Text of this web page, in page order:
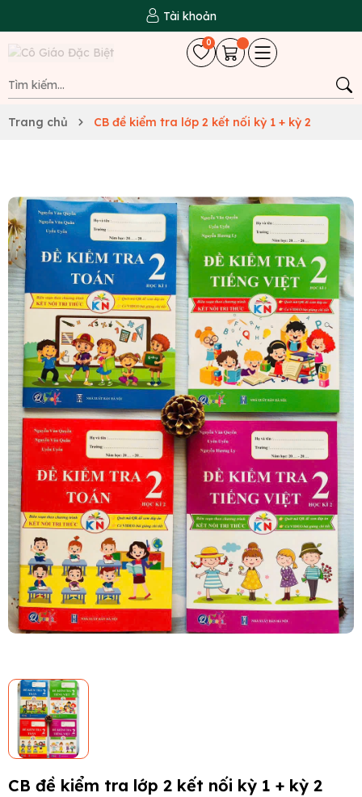
Tài khoản
0
Trang chủ CB đề kiểm tra lớp 2 kết nối kỳ 1 + kỳ 2
CB đề kiểm tra lớp 2 kết nối kỳ 1 + kỳ 2